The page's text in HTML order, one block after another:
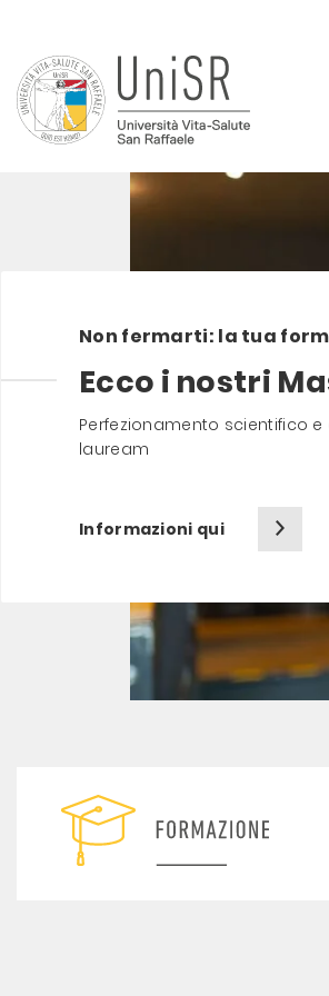
Non fermarti: la tua
Ecco i nostri
Perfezionamento scientifico
lauream
Informazioni qui